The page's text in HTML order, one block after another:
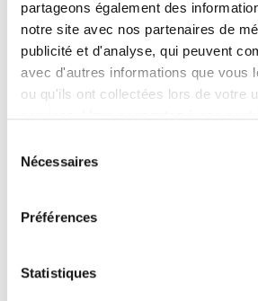
partageons également des
notre site avec nos partenaires de
publicité et d'analyse, qui peuvent
avec d'autres informations que vous
ou qu'ils ont collectées lors de votre
Nécessaires
Préférences
Statistiques